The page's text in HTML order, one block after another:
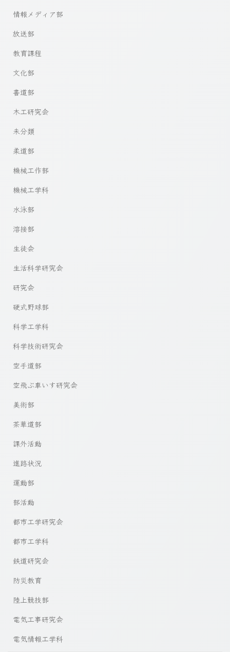
情報メディア部
放送部
教育課程
文化部
書道部
木工研究会
未分類
柔道部
機械工作部
機械工学科
水泳部
溶接部
生徒会
生活科学研究会
研究会
硬式野球部
科学工学科
科学技術研究会
空手道部
空飛ぶ車いす研究会
美術部
茶華道部
課外活動
進路状況
運動部
部活動
都市工学研究会
都市工学科
鉄道研究会
防災教育
陸上競技部
電気工事研究会
電気情報工学科